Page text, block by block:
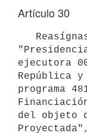
Artículo 30
ejecutora
República y
programa
del objeto